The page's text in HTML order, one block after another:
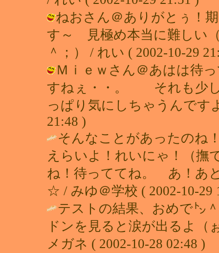
ねおさん＠ありがとぅ！
す～ 見極め本当に難しい
＾；） / れい ( 2002-10-29
Ｍｉｅｗさん＠あはは待
すねぇ・・。 それも少し
っぱり気にしちゃうんです
21:48 )
そんなことがあったのね
えらいよ！れいにゃ！（撫
ね！待っててね。 あ！あ
☆ / みゆ＠学校 ( 2002-10-29
テストの結果、おめで㌧
ドンを見ると涙が出るよ（
メガネ ( 2002-10-28 02:48 )